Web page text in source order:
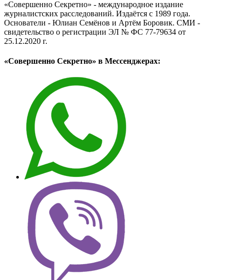
«Совершенно Секретно» - международное издание
журналистских расследований. Издаётся с 1989 года.
Основатели - Юлиан Семёнов и Артём Боровик. CМИ -
свидетельство о регистрации ЭЛ № ФС 77-79634 от
25.12.2020 г.
«Совершенно Секретно» в Мессенджерах: